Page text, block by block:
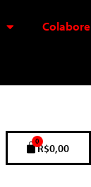
Colabore
R$0,00
0